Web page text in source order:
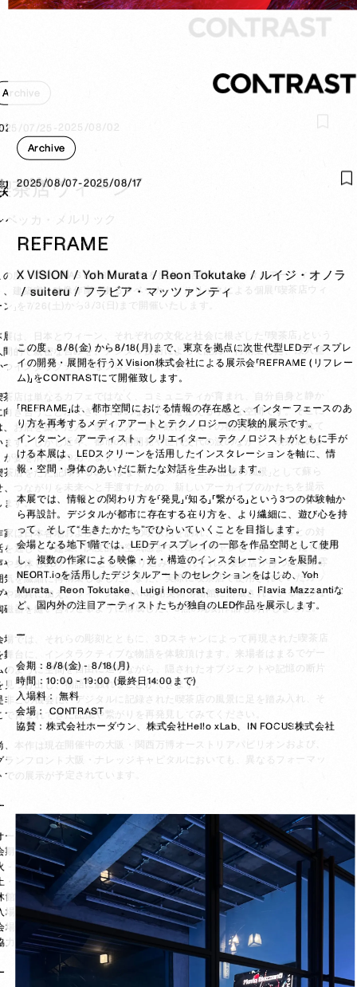
Archive
2025/08/07-2025/08/17
2025/08/07-2025/08/17
REFRAME
X VISION Yoh Murata Reon Tokutake ルイジ・オノラ
suiteru フラビア・マッツァンティ
この度、8/8(金) から8/18(月)まで、東京を拠点に次世代型LEDディスプレ
イの開発・展開を行うX Vision株式会社による展示会「REFRAME (リフレー
ム)」をCONTRASTにて開催致します。
「REFRAME」は、都市空間における情報の存在感と、インターフェースのあ
り方を再考するメディアアートとテクノロジーの実験的展示です。
インターン、アーティスト、クリエイター、テクノロジストがともに手が
ける本展は、LEDスクリーンを活用したインスタレーションを軸に、情
報・空間・身体のあいだに新たな対話を生み出します。
本展では、情報との関わり方を「発見」「知る」「繋がる」という3つの体験軸か
ら再設計。デジタルが都市に存在する在り方を、より繊細に、遊び心を持
って、そして“生きたかたち”でひらいていくことを目指します。
会場となる地下1階では、LEDディスプレイの一部を作品空間として使用
し、複数の作家による映像・光・構造のインスタレーションを展開。
NEORT.ioを活用したデジタルアートのセレクションをはじめ、Yoh
Murata、Reon Tokutake、Luigi Honorat、suiteru、Flavia Mazzantiな
ど、国内外の注目アーティストたちが独自のLED作品を展示します。
ー
会期：8/8(金) - 8/18(月)
時間：10:00 - 19:00 (最終日14:00まで)
入場料： 無料
会場： CONTRAST
協賛：株式会社ホーダウン、株式会社Hello xLab、IN FOCUS株式会社
Archive
07/25-2025/08/02
07/25-2025/08/02
茶店ウィーン
ベッカ・メルリック
の度、CONTRASTはヨーロッパを拠点に活動するデジタルアーティス
、建築家、映像作家であるレベッカ・メルリックによる個展「喫茶店ウィ
ン」を7/26(土)から8/3(日)まで開催いたします。
展は、日本とウィーン、それぞれの文化と社会に根ざした「喫茶店」という
間的で親密な営みを、デジタル技術によって記録・再構築した、没入型
つインタラクティブなプロジェクトです。
茶店は単なるカフェではなく、コミュニティが育まれ、自分自身と静か
向き合うことができ、日常のなかで心を整える小さな空間です。そこに
、お店を築いた人、働いた人、通い続けた人々の物語が静かに刻まれて
ます。しかし近年、都市の再開発や世代交代の波のなかで、喫茶店の多
が姿を消しつつあります。
茶店をただ記録するのではなく、デジタル上で「記憶の風景」として蘇ら
、つながりを未来へと手渡すための、新しいアーカイブのかたちを提示
ます。
家は日本各地およびウィーンの喫茶店を訪れ、オーナーや常連客との対
を通じて、建築、調度品や空気感までを3Dスキャンし、オーナーたちの
や身体も3Dアバターとして取り込み、それぞれの喫茶店が持つ記憶や雰
気を繊細に再構築しました。また、実際に喫茶店で使用されていたカッ
や家具に加え、ウィーンのMAK応用美術博物館に所蔵されている希少な
磁器を縫い合わせるように構成した、3点の彫刻作品も制作しました。
場では、それらの彫刻とともに、3Dスキャンによって再現された喫茶店
舞台に、インタラクティブな物語を体験頂けます。来場者はまるでゲー
のように空間を自由に巡りながら、隠されたオブジェクトや記憶の断片
見つけ出し、物語に触れることができます。
非この機会に、デジタルに記録された喫茶店の風景に足を踏み入れ、そ
で育まれてきた記憶や繋がりを再発見してみてください。
、本作は現在開催中の大阪・関西万博オーストリアパビリオンおよび、
ランフロント大阪・ナレッジキャピタルにおいても、異なるフォーマッ
での展示が予定されています。
ープニングパーティー：7/25(金) 18:00 - 21:00
期：7/26(土) - 8/3(日)
- 金：14:00 - 19:00
・日：12:00 - 19:00
館日：月
場料：無料
場：CONTRAST
力：Vienna Business Agency、X VISION株式会社